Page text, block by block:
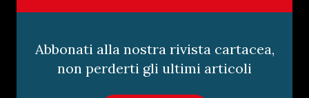
Abbonati alla nostra rivista cartacea,
non perderti gli ultimi articoli